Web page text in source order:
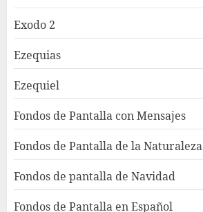
Exodo 2
Ezequias
Ezequiel
Fondos de Pantalla con Mensajes
Fondos de Pantalla de la Naturaleza
Fondos de pantalla de Navidad
Fondos de Pantalla en Español